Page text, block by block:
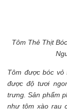
Tôm Thẻ Thịt
Tôm được bóc vỏ
được độ tươi
trưng. Sản phẩm
như tôm xào rau